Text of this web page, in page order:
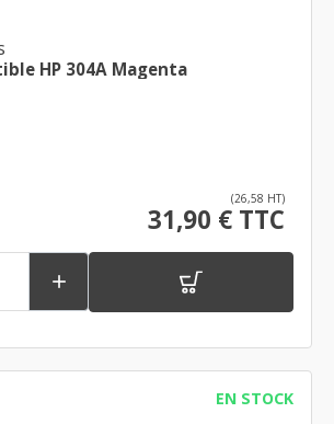
HP 304A Magenta
(26,58 HT)
31,90 € TTC

EN STOCK